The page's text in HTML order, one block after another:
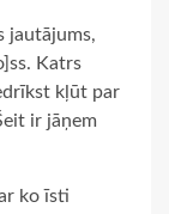
jautājums,
Katrs
kļūt par
ir jāņem
ko īsti